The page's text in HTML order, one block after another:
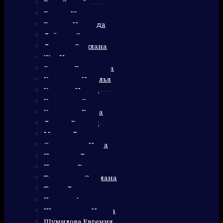
Баль Сергей
Гужеля Юлия
Гуляева Надежда
Дейнега Ольга
Домнич Светлана
Жук Наталья
Зернова Валентина
Калинина Наталья
Карпова Ирина
Клименко Олег
Колюкина Елена
Лариса Рудзиш
Марута Лариса
Очеретяная Нина
Пикалова Лидия
Пушкарь Валентина
Тинянская Светлана
Троян Людмила
Черноус Александр
Шерлаимова Ирина